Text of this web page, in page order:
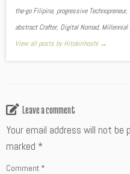
the-go Filipina, progressive
abstract Crafter, Digital Nomad,
View all posts by Hitokirihoshi →
Leave a comment
Your email address will not be
marked *
Comment *